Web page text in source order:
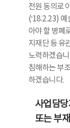
전원 동의로
(‘18.2.23)
아야 할 병폐
지재단 등 유
노력하겠습
침해하는 부
하겠습니다.
사업담
또는 부